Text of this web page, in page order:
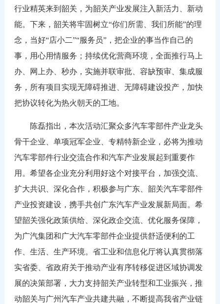
行业精英来到韶关，为韶关产业发展注入新活力、新动
能。下来，韶关将牢固树立“你们所需、我们所能”的理
念，当好“店小二”“服务员”，把企业的事当作自己的
事，用心用情服务；持续优化营商环境，全面推行马上
办、网上办、秒办，实施并联审批、容缺预审、集成服
务，所有项目实现无障碍推进、无障碍建设投产，加快
把协议转化为热火朝天的工地。
陈磊指出，本次活动汇聚众多汽车零部件产业龙头
骨干企业、单项冠军企业、专精特新企业，必将为推动
汽车零部件行业交流合作和汽车产业发展起到重要作
用。希望各企业充分利用好这个对接平台，加强交流、
扩大共识、深化合作，积极参与广东、韶关汽车零部件
产业投资建设，携手共创广东汽车产业发展新局面。希
望韶关强化政策供给、深化政企交流、优化服务保障，
为广汽集团和广大汽车零部件企业提供舒适便利的工
作、生活、生产环境。省工业和信息化厅将认真贯彻落
实省委、省政府关于推动产业有序转移促进区域协调发
展的决策部署，大力支持韶关产业转型和工业振兴，推
动韶关与广州汽车产业共建共融，不断提高我省产业链